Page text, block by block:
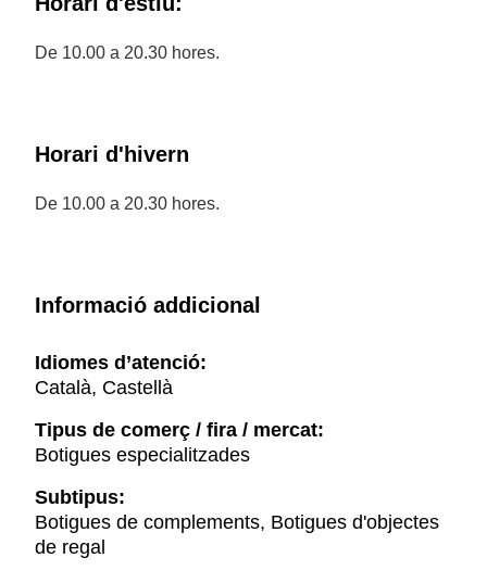
De 10.00 a 20.30 hores.
Horari d'hivern
De 10.00 a 20.30 hores.
Informació addicional
Idiomes d’atenció:
Català, Castellà
Tipus de comerç / fira / mercat:
Botigues especialitzades
Subtipus:
Botigues de complements, Botigues d'objectes
de regal